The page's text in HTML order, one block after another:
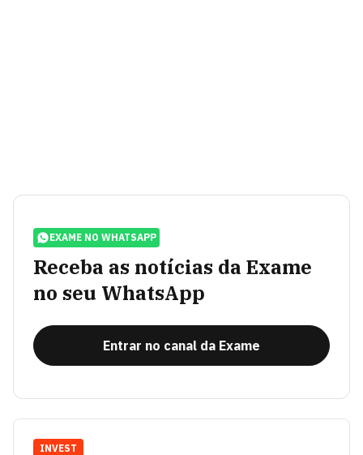
EXAME NO WHATSAPP
Receba as notícias da Exame
no seu WhatsApp
Entrar no canal da Exame
INVEST